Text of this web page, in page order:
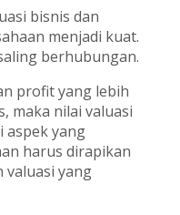
bisnis dan
menjadi kuat.
berhubungan.
profit yang lebih
maka nilai valuasi
aspek yang
harus dirapikan
valuasi yang